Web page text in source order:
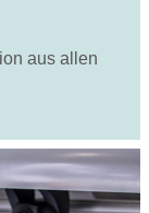
aus allen